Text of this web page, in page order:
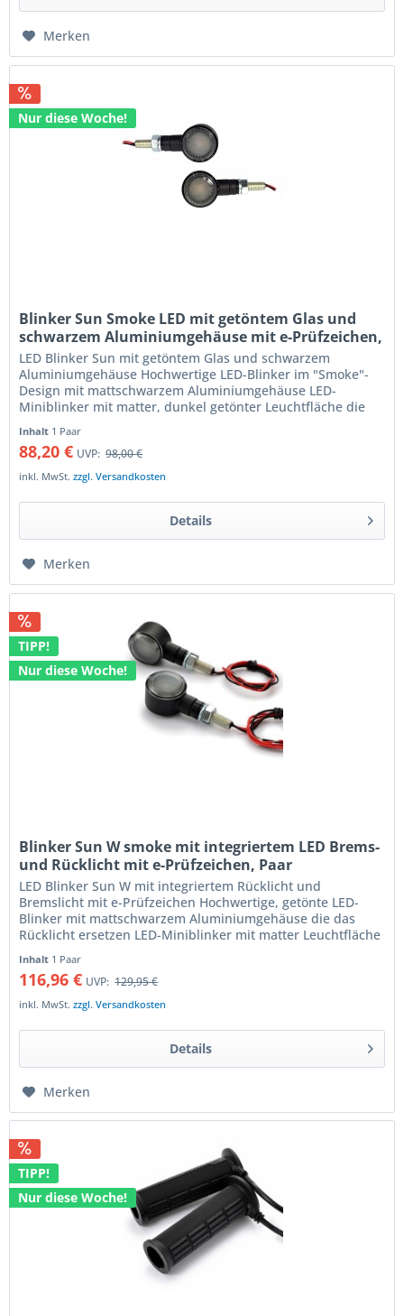
Merken
Nur diese Woche!
Blinker Sun Smoke LED mit getöntem Glas und
schwarzem Aluminiumgehäuse mit e-Prüfzeichen,
Paar
LED Blinker Sun mit getöntem Glas und schwarzem
Aluminiumgehäuse Hochwertige LED-Blinker im "Smoke"-
Design mit mattschwarzem Aluminiumgehäuse LED-
Miniblinker mit matter, dunkel getönter Leuchtfläche die
Inhalt 1 Paar
88,20 € UVP: 98,00 €
inkl. MwSt.zzgl. Versandkosten
Details
Merken
TIPP!
Nur diese Woche!
Blinker Sun W smoke mit integriertem LED Brems-
und Rücklicht mit e-Prüfzeichen, Paar
LED Blinker Sun W mit integriertem Rücklicht und
Bremslicht mit e-Prüfzeichen Hochwertige, getönte LED-
Blinker mit mattschwarzem Aluminiumgehäuse die das
Rücklicht ersetzen LED-Miniblinker mit matter Leuchtfläche
Inhalt 1 Paar
116,96 € UVP: 129,95 €
inkl. MwSt.zzgl. Versandkosten
Details
Merken
TIPP!
Nur diese Woche!